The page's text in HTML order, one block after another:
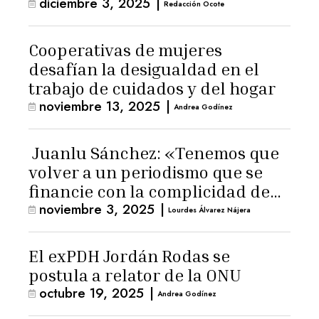
Redacción Ocote
Cooperativas de mujeres
desafían la desigualdad en el
trabajo de cuidados y del hogar
noviembre 13, 2025 | Andrea Godínez
Juanlu Sánchez: «Tenemos que
volver a un periodismo que se
financie con la complicidad de
los lectores»
noviembre 3, 2025 | Lourdes Álvarez Nájera
El exPDH Jordán Rodas se
postula a relator de la ONU
octubre 19, 2025 | Andrea Godínez